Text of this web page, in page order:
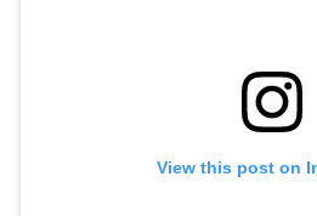
View this post on